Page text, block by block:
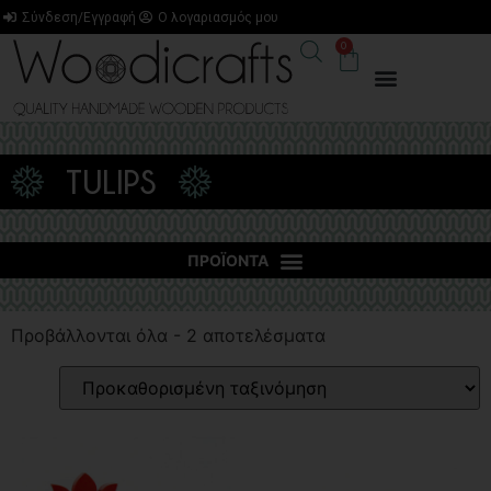
Σύνδεση/Εγγραφή Ο λογαριασμός μου
0
TULIPS
Προβάλλονται όλα - 2 αποτελέσματα